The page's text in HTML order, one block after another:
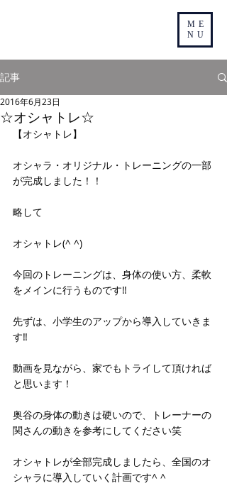
ME
NU
記事
☆オシャトレ☆
2016年6月23日
【オシャトレ】
オシャラ・オリジナル・トレーニングの一部
が完成しました！！
略して
オシャトレ(^ ^)
今回のトレーニングは、身体の使い方、柔軟
をメインに行うものです‼︎
先ずは、小学生のアップから導入していきま
す‼︎
動画を見ながら、家でもトライして頂ければ
と思います！
奥谷の身体の動きは硬いので、トレーナーの
関さんの動きを参考にしてください笑
オシャトレが全部完成しましたら、全国のオ
シャラに導入していく計画です^ ^